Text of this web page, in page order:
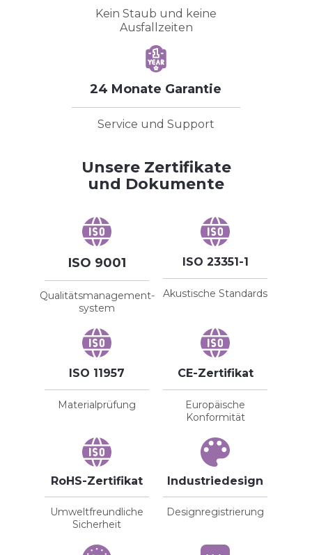
24 Monate Garantie
Service und Support
Kein Staub und keine
Ausfallzeiten
Unsere Zertifikate
und Dokumente
ISO 9001
Qualitätsmanagement-
system
ISO 23351-1
Akustische Standards
CE-Zertifikat
Europäische
Konformität
RoHS-Zertifikat
Umweltfreundliche
Sicherheit
ISO 11957
Materialprüfung
Industriedesign
Designregistrierung